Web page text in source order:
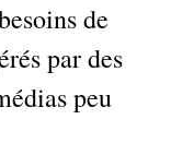
de
par des
peu